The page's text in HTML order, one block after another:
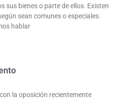
sus bienes o parte de ellos. Existen
sean comunes o especiales.
hablar
la oposición recientemente